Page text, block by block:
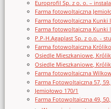
Europrofil Sp. z o. o. –
Farma fotowoltaiczna
Farma fotowoltaiczna Kunki I
Farma fotowoltaiczna Kunki
P.P-H.Agaplast Sp. z o.o. -
Farma fotowoltaiczna
Osiedle Mieszkaniowe,
Osiedle Mieszkaniowe,
Farma fotowoltaiczna
Farma Fotowoltaiczna 57,
Jemiołowo 170/1
Farma Fotowoltaiczna 49,